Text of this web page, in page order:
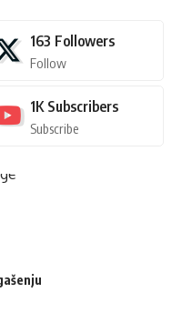
163 Followers
Follow
1K Subscribers
Subscribe